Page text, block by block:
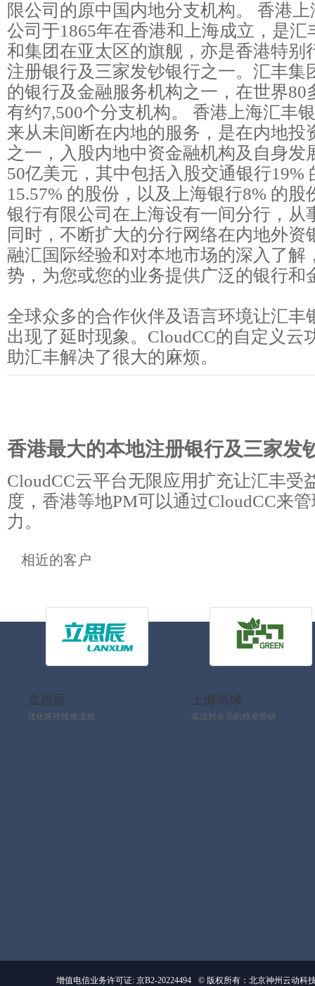
限公司的原中国内地分支机构。 香港
公司于1865年在香港和上海成立，是汇
和集团在亚太区的旗舰，亦是香港特别
注册银行及三家发钞银行之一。汇丰集
的银行及金融服务机构之一，在世界80
有约7,500个分支机构。 香港上海汇丰
来从未间断在内地的服务，是在内地投
之一，入股内地中资金融机构及自身发
50亿美元，其中包括入股交通银行19%
15.57% 的股份，以及上海银行8% 的
银行有限公司在上海设有一间分行，从
同时，不断扩大的分行网络在内地外资
融汇国际经验和对本地市场的深入了解
势，为您或您的业务提供广泛的银行和
全球众多的合作伙伴及语言环境让汇丰
出现了延时现象。CloudCC的自定义云
助汇丰解决了很大的麻烦。
香港最大的本地注册银行及三家发
CloudCC云平台无限应用扩充让汇丰受
度，香港等地PM可以通过CloudCC来
力。
相近的客户
立思辰
优化坏件维修流程
上海尚绿
实现对会员的精准营销
增值电信业务许可证: 京B2-20224494
© 版权所有：北京神州云动科